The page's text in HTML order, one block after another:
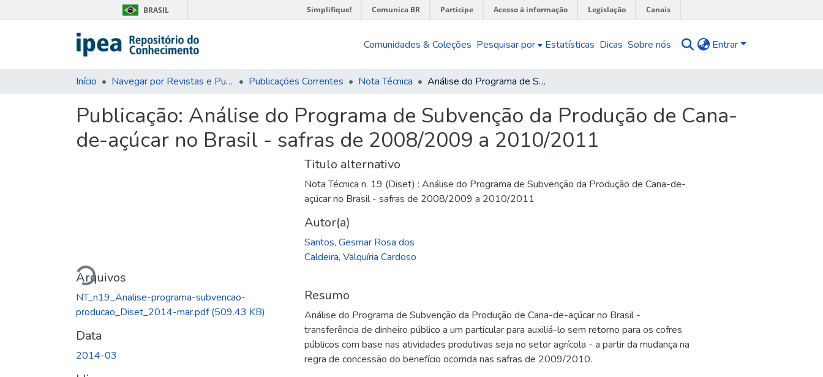
BRASIL Simplifique! Comunica BR Participe Acesso à informação Legislação Canais
Comunidades & Coleções Pesquisar por Estatísticas Dicas Sobre nós Entrar
Início Navegar por Revistas e Publicações Seriadas Publicações Correntes Nota Técnica Análise do Programa de Subvenção da Produção de Cana-de-açúcar no Brasil - safras de 2008/2009 a 2010/2011
Publicação: Análise do Programa de Subvenção da Produção de Cana-
de-açúcar no Brasil - safras de 2008/2009 a 2010/2011
Carregando...
Arquivos
NT_n19_Analise-programa-subvencao-
producao_Diset_2014-mar.pdf(509.43 KB)
Data
2014-03
Titulo alternativo
Nota Técnica n. 19 (Diset) : Análise do Programa de Subvenção da Produção de Cana-de-
açúcar no Brasil - safras de 2008/2009 a 2010/2011
Autor(a)
Santos, Gesmar Rosa dos
Caldeira, Valquíria Cardoso
Resumo
Análise do Programa de Subvenção da Produção de Cana-de-açúcar no Brasil -
transferência de dinheiro público a um particular para auxiliá-lo sem retorno para os cofres
públicos com base nas atividades produtivas seja no setor agrícola - a partir da mudança na
regra de concessão do benefício ocorrida nas safras de 2009/2010.